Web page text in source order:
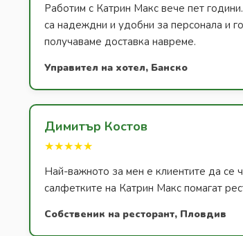
Работим с Катрин Макс вече пет
са надеждни и удобни за персонала и
получаваме доставка навреме.
Управител на хотел, Банско
Димитър Костов
★★★★★
Най-важното за мен е клиентите да се
салфетките на Катрин Макс помагат
Собственик на ресторант, Пловдив